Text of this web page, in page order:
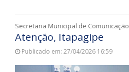
Secretaria Municipal de Comunicação
Atenção, Itapagipe
Publicado em: 27/04/2026 16:59